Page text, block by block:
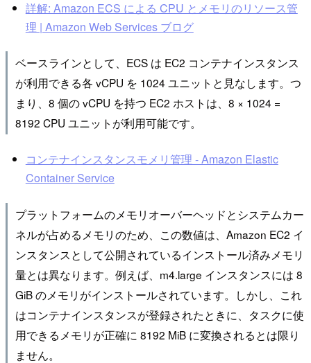
詳解: Amazon ECS による CPU とメモリのリソース管
理 | Amazon Web Services ブログ
ベースラインとして、ECS は EC2 コンテナインスタンス
が利用できる各 vCPU を 1024 ユニットと見なします。つ
まり、8 個の vCPU を持つ EC2 ホストは、8 × 1024 =
8192 CPU ユニットが利用可能です。
コンテナインスタンスモメリ管理 - Amazon Elastic
Container Service
プラットフォームのメモリオーバーヘッドとシステムカー
ネルが占めるメモリのため、この数値は、Amazon EC2 イ
ンスタンスとして公開されているインストール済みメモリ
量とは異なります。例えば、m4.large インスタンスには 8
GiB のメモリがインストールされています。しかし、これ
はコンテナインスタンスが登録されたときに、タスクに使
用できるメモリが正確に 8192 MiB に変換されるとは限り
ません。